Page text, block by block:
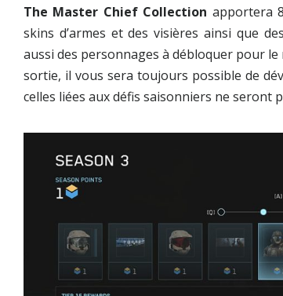
The Master Chief Collection apportera
skins d’armes et des visières ainsi que
aussi des personnages à débloquer pour
sortie, il vous sera toujours possible de
celles liées aux défis saisonniers ne seront